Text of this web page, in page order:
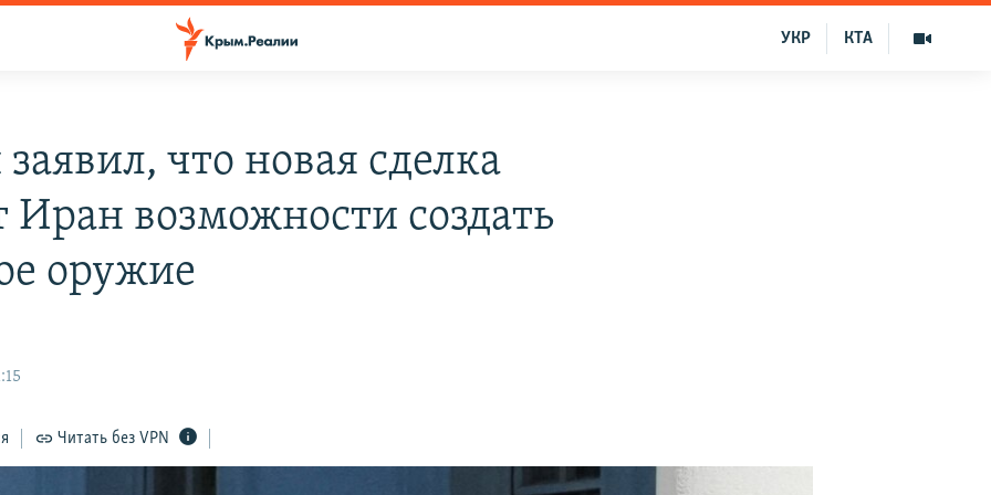
КТА
УКР
что новая сделка
возможности создать
оружие
Читать без VPN